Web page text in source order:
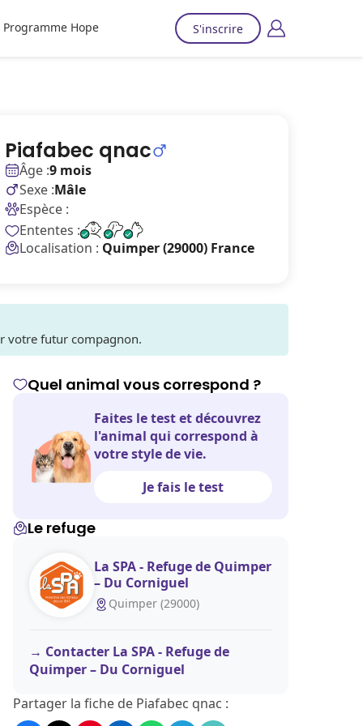
Programme Hope S'inscrire
Piafabec qnac
Âge :9 mois
Sexe :Mâle
Espèce :
Ententes :
Localisation : Quimper (29000) France
votre futur compagnon.
Quel animal vous correspond ?
Faites le test et découvrez
l'animal qui correspond à
votre style de vie.
Je fais le test
Le refuge
La SPA - Refuge de Quimper
– Du Corniguel
Quimper (29000)
Contacter La SPA - Refuge de
Quimper – Du Corniguel
Partager la fiche de Piafabec qnac :